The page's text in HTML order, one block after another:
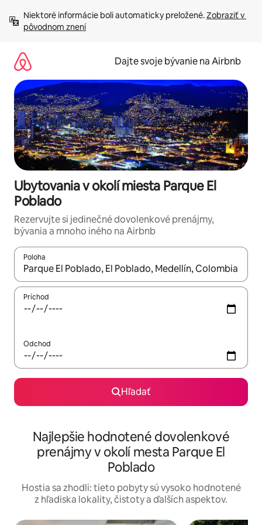
obsah.
Niektoré informácie boli automaticky preložené. Zobraziť v
pôvodnom znení
Dajte svoje bývanie na Airbnb
Ubytovania v okolí miesta Parque El
Poblado
Rezervujte si jedinečné dovolenkové prenájmy,
bývania a mnoho iného na Airbnb
Poloha
Keď budú výsledky k dispozícii, môžete si ich prechádzať
Príchod
Odchod
Hľadať
Najlepšie hodnotené dovolenkové
prenájmy v okolí mesta Parque El
Poblado
Hostia sa zhodli: tieto pobyty sú vysoko hodnotené
z hľadiska lokality, čistoty a ďalších aspektov.